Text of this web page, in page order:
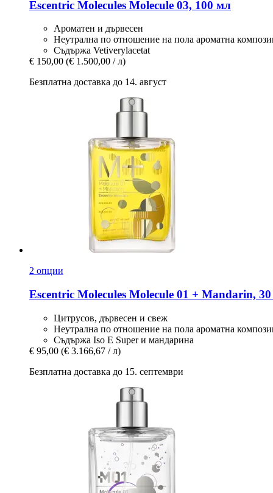
Escentric Molecules Molecule 03, 100 мл
Ароматен и дървесен
Неутрална по отношение на пола ароматна
Съдържа Vetiverylacetat
€ 150,00 (€ 1.500,00 / л)
Безплатна доставка до 14. август
2 опции
Escentric Molecules Molecule 01 + Mandarin,
Цитрусов, дървесен и свеж
Неутрална по отношение на пола ароматна
Съдържа Iso E Super и мандарина
€ 95,00 (€ 3.166,67 / л)
Безплатна доставка до 15. септември